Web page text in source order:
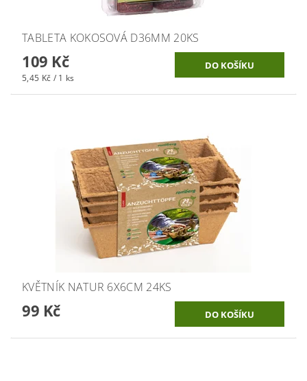
TABLETA KOKOSOVÁ D36MM 20KS
109 Kč
5,45 Kč / 1 ks
KVĚTNÍK NATUR 6X6CM 24KS
99 Kč